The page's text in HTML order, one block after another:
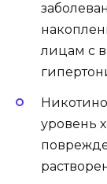
лицам с
уровень